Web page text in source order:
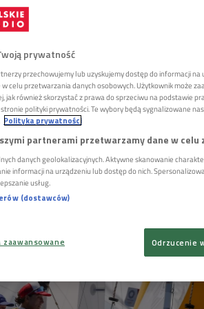
i Ogar
Polskie żeglarki
Jolanta Ogar-Hill spadły z
regatach w żeglarskiej klasie 470.
wtorkowym, były
prywatność
przechowujemy lub uzyskujemy dostęp do informacji
celu przetwarzania danych osobowych. Użytkownik może
jak również skorzystać z prawa do sprzeciwu na podstawie
polityki prywatności. Te wybory będą sygnalizowane
Polityka prywatności
partnerami przetwarzamy dane w celu
danych geolokalizacyjnych. Aktywne skanowanie
informacji na urządzeniu lub dostęp do nich.
usług.
(dostawców)
Odrzucenie